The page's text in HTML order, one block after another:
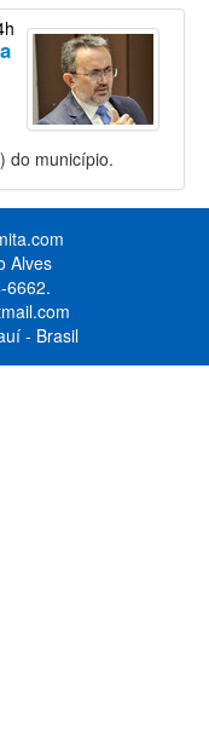
do município.
Alves
6662.
- Brasil